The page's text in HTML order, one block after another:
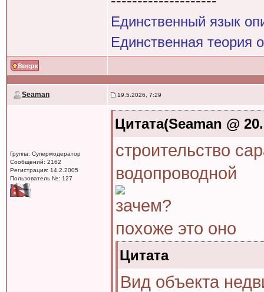
Единственный язык
Единственная теория
Seaman 19.5.2026, 7:29
Группа: Супермодератор
Сообщений: 2162
Регистрация: 14.2.2005
Пользователь №: 127
Цитата(Seaman @
строительство
водопроводной
зачем?
похоже это оно
Цитата
Вид объекта